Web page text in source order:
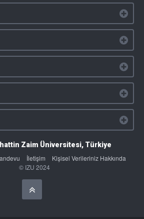
Zaim Üniversitesi, Türkiye
İletişim
Kişisel Verileriniz Hakkında
© IZU 2024
Başa Dön